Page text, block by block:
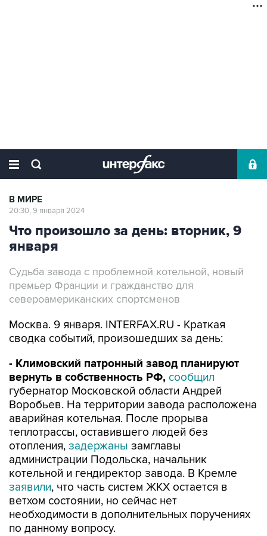
В МИРЕ
20:30, 9 января 2024
Что произошло за день: вторник, 9
января
Судьба завода с проблемной котельной, новый
премьер Франции и гражданство для
североамериканских спортсменов
Москва. 9 января. INTERFAX.RU - Краткая
сводка событий, произошедших за день:
- Климовский патронный завод планируют
вернуть в собственность РФ, сообщил
губернатор Московской области Андрей
Воробьев. На территории завода расположена
аварийная котельная. После прорыва
теплотрассы, оставившего людей без
отопления, задержаны замглавы
администрации Подольска, начальник
котельной и гендиректор завода. В Кремле
заявили, что часть систем ЖКХ остается в
ветхом состоянии, но сейчас нет
необходимости в дополнительных поручениях
по данному вопросу.